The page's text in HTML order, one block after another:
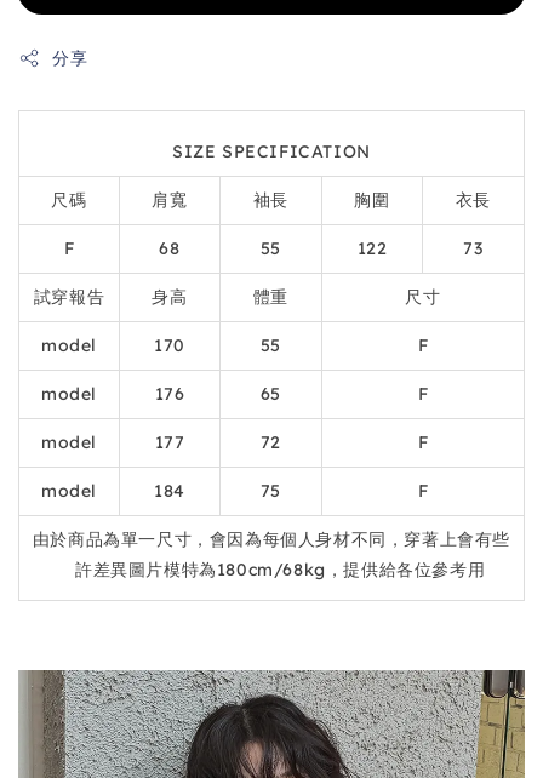
分享
SIZE SPECIFICATION
尺碼 肩寬 袖長 胸圍 衣長
F 68 55 122 73
試穿報告 身高 體重 尺寸
model 170 55 F
model 176 65 F
model 177 72 F
model 184 75 F
由於商品為單一尺寸，會因為每個人身材不同，穿著上會有些
許差異圖片模特為180cm/68kg，提供給各位參考用